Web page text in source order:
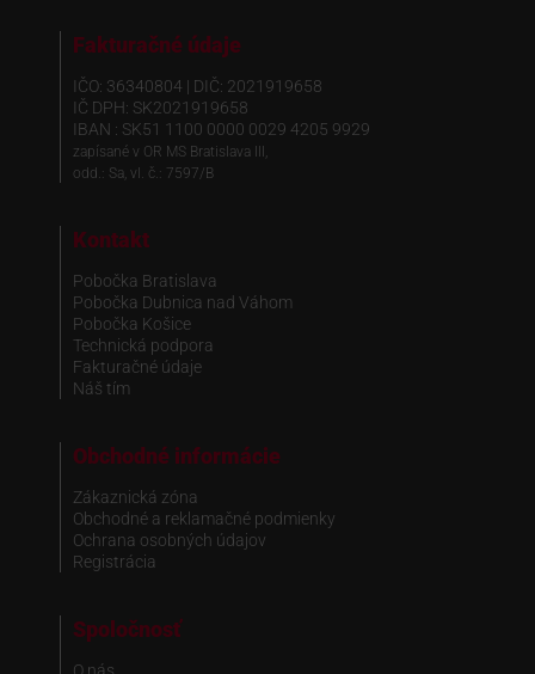
Fakturačné údaje
IČO: 36340804 | DIČ: 2021919658
IČ DPH: SK2021919658
IBAN : SK51 1100 0000 0029 4205 9929
zapísané v OR MS Bratislava III,
odd.: Sa, vl. č.: 7597/B
Kontakt
Pobočka Bratislava
Pobočka Dubnica nad Váhom
Pobočka Košice
Technická podpora
Fakturačné údaje
Náš tím
Obchodné informácie
Zákaznická zóna
Obchodné a reklamačné podmienky
Ochrana osobných údajov
Registrácia
Spoločnosť